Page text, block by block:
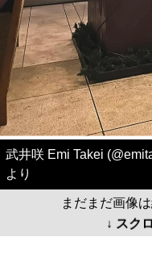
武井咲 Emi Takei
より
まだまだ画像
↓ スク